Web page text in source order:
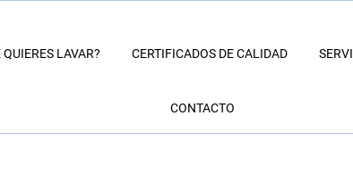
QUIERES LAVAR? CERTIFICADOS DE CALIDAD
CONTACTO